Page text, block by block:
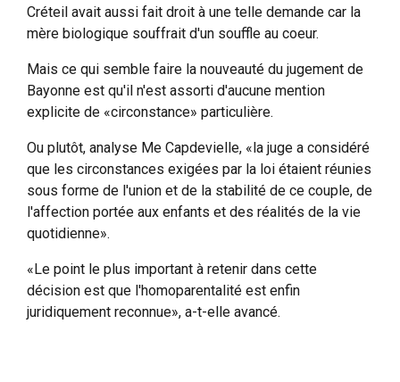
Créteil avait aussi fait droit à une telle demande car la
mère biologique souffrait d'un souffle au coeur.
Mais ce qui semble faire la nouveauté du jugement de
Bayonne est qu'il n'est assorti d'aucune mention
explicite de «circonstance» particulière.
Ou plutôt, analyse Me Capdevielle, «la juge a considéré
que les circonstances exigées par la loi étaient réunies
sous forme de l'union et de la stabilité de ce couple, de
l'affection portée aux enfants et des réalités de la vie
quotidienne».
«Le point le plus important à retenir dans cette
décision est que l'homoparentalité est enfin
juridiquement reconnue», a-t-elle avancé.